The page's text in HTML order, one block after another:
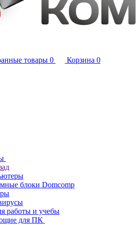
товары 0 Корзина 0
блоки Domcomp
работы и учебы
для ПК